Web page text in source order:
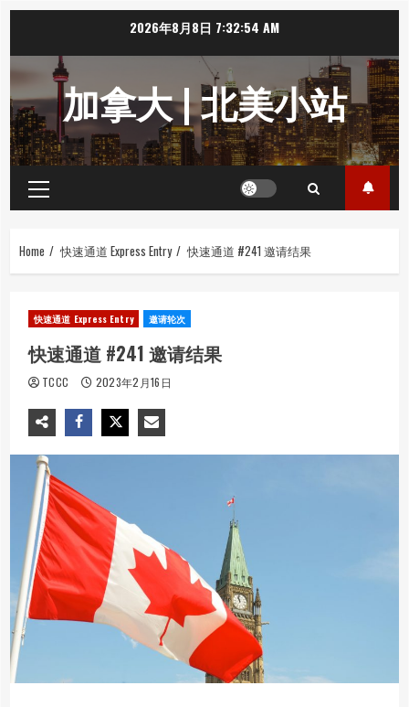
content
2026年8月8日 7:32:55 AM
加拿大 | 北美小站
Primary
Menu
Home 快速通道 Express Entry 快速通道 #241 邀请结果
快速通道 Express Entry 邀请轮次
快速通道 #241 邀请结果
TCCC 2023年2月16日